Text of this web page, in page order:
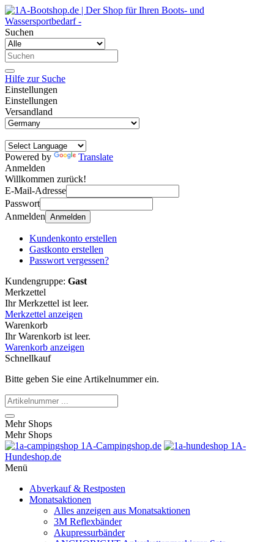
Suchen
Hilfe zur Suche
Einstellungen
Einstellungen
Versandland
Powered by
Translate
Anmelden
Willkommen zurück!
E-Mail-Adresse
Passwort
Anmelden Anmelden
Kundenkonto erstellen
Gastkonto erstellen
Passwort vergessen?
Kundengruppe: Gast
Merkzettel
Ihr Merkzettel ist leer.
Merkzettel anzeigen
Warenkorb
Ihr Warenkorb ist leer.
Warenkorb anzeigen
Schnellkauf
Bitte geben Sie eine Artikelnummer ein.
Mehr Shops
Mehr Shops
1A-Campingshop.de
1A-
Hundeshop.de
Menü
Abverkauf & Restposten
Monatsaktionen
Alles anzeigen aus Monatsaktionen
3M Reflexbänder
Akupressurbänder